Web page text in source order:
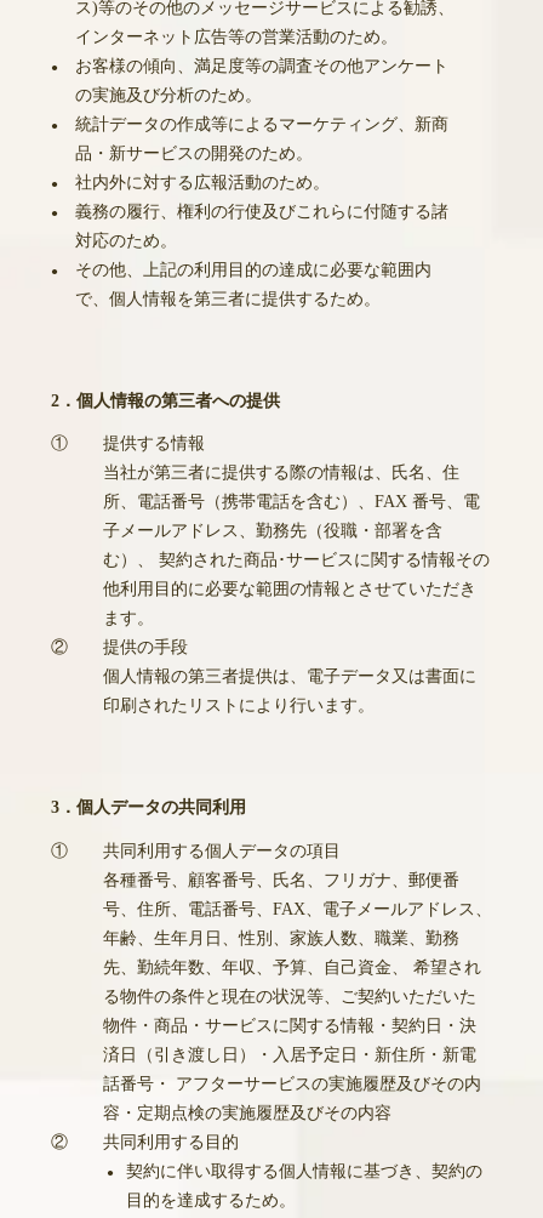
ス)等のその他のメッセージサービスによる勧誘、
インターネット広告等の営業活動のため。
●
お客様の傾向、満足度等の調査その他アンケート
の実施及び分析のため。
●
統計データの作成等によるマーケティング、新商
品・新サービスの開発のため。
● 社内外に対する広報活動のため。
●
義務の履行、権利の行使及びこれらに付随する諸
対応のため。
●
その他、上記の利用目的の達成に必要な範囲内
で、個人情報を第三者に提供するため。
2．個人情報の第三者への提供
①
提供する情報
当社が第三者に提供する際の情報は、氏名、住
所、電話番号（携帯電話を含む）、FAX 番号、電
子メールアドレス、勤務先（役職・部署を含
む）、 契約された商品･サービスに関する情報その
他利用目的に必要な範囲の情報とさせていただき
ます。
②
提供の手段
個人情報の第三者提供は、電子データ又は書面に
印刷されたリストにより行います。
3．個人データの共同利用
①
共同利用する個人データの項目
各種番号、顧客番号、氏名、フリガナ、郵便番
号、住所、電話番号、FAX、電子メールアドレス、
年齢、生年月日、性別、家族人数、職業、勤務
先、勤続年数、年収、予算、自己資金、 希望され
る物件の条件と現在の状況等、ご契約いただいた
物件・商品・サービスに関する情報・契約日・決
済日（引き渡し日）・入居予定日・新住所・新電
話番号・ アフターサービスの実施履歴及びその内
容・定期点検の実施履歴及びその内容
②
共同利用する目的
●
契約に伴い取得する個人情報に基づき、契約の
目的を達成するため。